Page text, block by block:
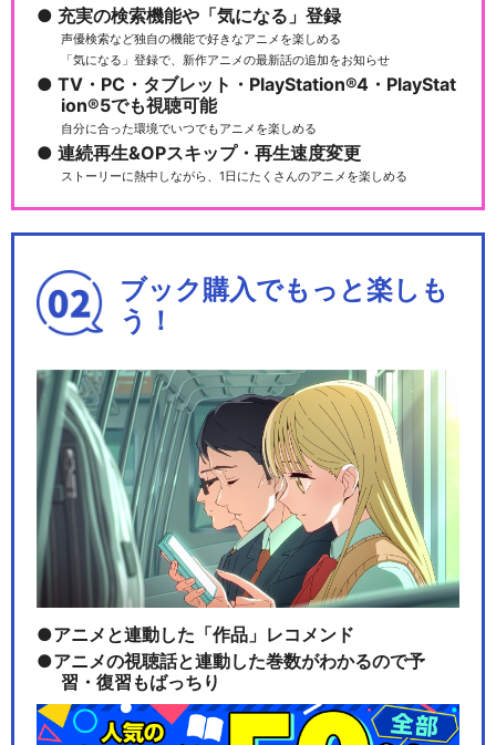
充実の検索機能や「気になる」登録
声優検索など独自の機能で好きなアニメを楽しめる
「気になる」登録で、新作アニメの最新話の追加をお知らせ
TV・PC・タブレット・PlayStation®4・PlayStat
ion®5でも視聴可能
自分に合った環境でいつでもアニメを楽しめる
連続再生&OPスキップ・再生速度変更
ストーリーに熱中しながら、1日にたくさんのアニメを楽しめる
ブック購入でもっと楽しも
う！
アニメと連動した「作品」レコメンド
アニメの視聴話と連動した巻数がわかるので予
習・復習もばっちり